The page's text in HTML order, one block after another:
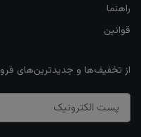
راهنما
قوانین
از تخفیف‌ها و جدیدترین‌های